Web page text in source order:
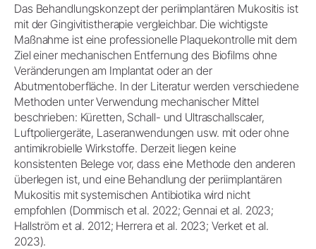
Das Behandlungskonzept der periimplantären Mukositis ist
mit der Gingivitistherapie vergleichbar. Die wichtigste
Maßnahme ist eine professionelle Plaquekontrolle mit dem
Ziel einer mechanischen Entfernung des Biofilms ohne
Veränderungen am Implantat oder an der
Abutmentoberfläche. In der Literatur werden verschiedene
Methoden unter Verwendung mechanischer Mittel
beschrieben: Küretten, Schall- und Ultraschallscaler,
Luftpoliergeräte, Laseranwendungen usw. mit oder ohne
antimikrobielle Wirkstoffe. Derzeit liegen keine
konsistenten Belege vor, dass eine Methode den anderen
überlegen ist, und eine Behandlung der periimplantären
Mukositis mit systemischen Antibiotika wird nicht
empfohlen (Dommisch et al. 2022; Gennai et al. 2023;
Hallström et al. 2012; Herrera et al. 2023; Verket et al.
2023).